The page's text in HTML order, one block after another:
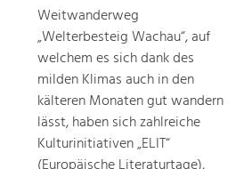
Weitwanderweg
„Welterbesteig Wachau“, auf
welchem es sich dank des
milden Klimas auch in den
kälteren Monaten gut wandern
lässt, haben sich zahlreiche
Kulturinitiativen „ELIT“